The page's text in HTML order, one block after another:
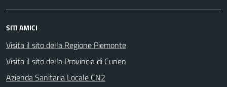
SITI AMICI
Visita il sito della Regione Piemonte
Visita il sito della Provincia di Cuneo
Azienda Sanitaria Locale CN2